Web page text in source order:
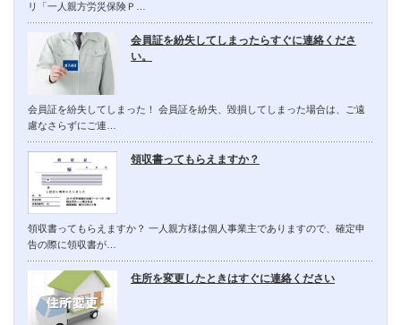
リ「一人親方労災保険Ｐ…
会員証を紛失してしまったらすぐに連絡くださ
い。
会員証を紛失してしまった！ 会員証を紛失、毀損してしまった場合は、ご遠
慮なさらずにご連…
領収書ってもらえますか？
領収書ってもらえますか？ 一人親方様は個人事業主でありますので、確定申
告の際に領収書が…
住所を変更したときはすぐに連絡ください